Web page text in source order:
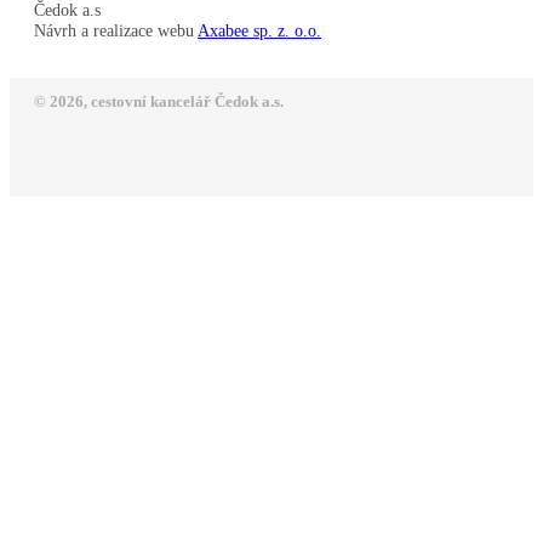
Čedok a.s
Návrh a realizace webu Axabee sp. z. o.o.
© 2026, cestovní kancelář Čedok a.s.